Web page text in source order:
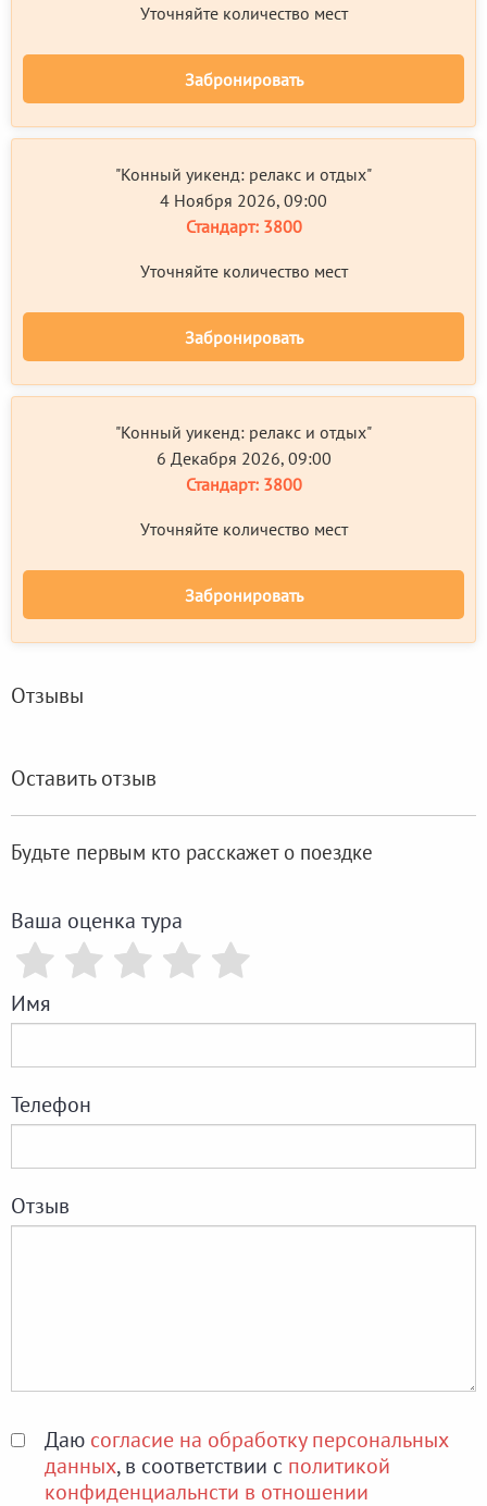
Уточняйте количество мест
Забронировать
"Конный уикенд: релакс и отдых"
4 Ноября 2026, 09:00
Стандарт:3800
Уточняйте количество мест
Забронировать
"Конный уикенд: релакс и отдых"
6 Декабря 2026, 09:00
Стандарт:3800
Уточняйте количество мест
Забронировать
Отзывы
Оставить отзыв
Будьте первым кто расскажет о поездке
Ваша оценка тура
Имя
Телефон
Отзыв
Даю согласие на обработку персональных
данных, в соответствии с политикой
конфиденциальнсти в отношении